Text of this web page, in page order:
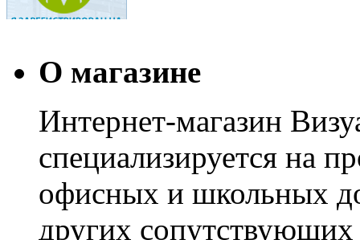
О магазине
Интернет-магазин
специализируется на
офисных и школьных
других сопутствующих